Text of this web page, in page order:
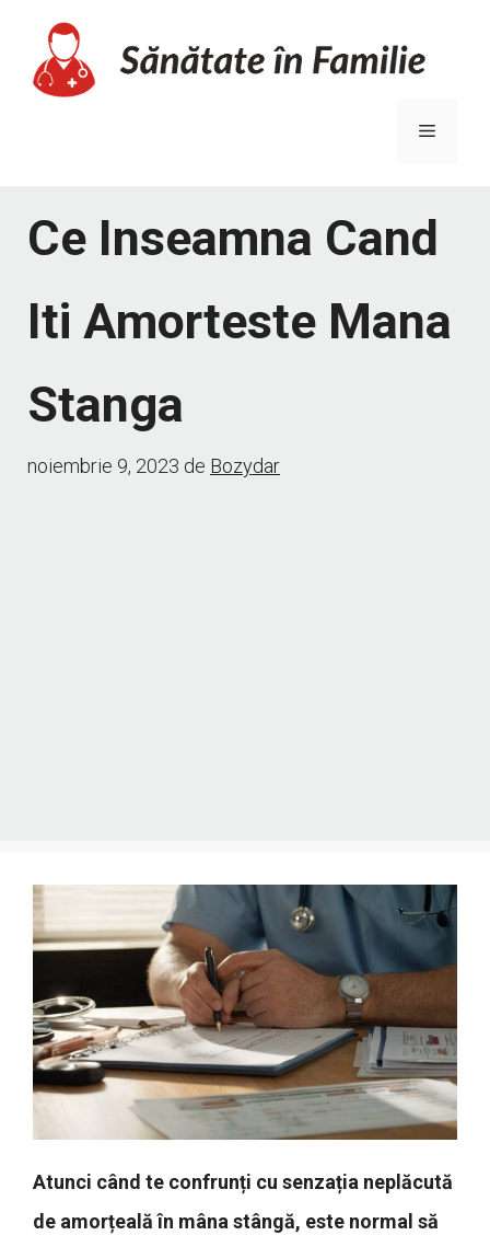
conținut
Meniu
Ce Inseamna Cand
Iti Amorteste Mana
Stanga
noiembrie 9, 2023 de Bozydar
Atunci când te confrunți cu senzația neplăcută
de amorțeală în mâna stângă, este normal să